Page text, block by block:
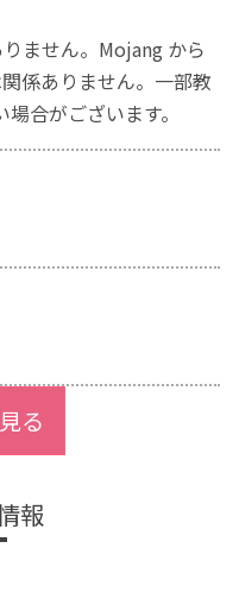
ません。Mojang から
係ありません。一部教
合がございます。
る
報